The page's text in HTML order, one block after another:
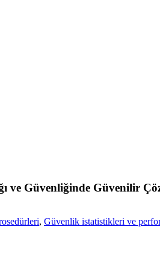
ve Güvenliğinde Güvenilir
, Güvenlik istatistikleri ve